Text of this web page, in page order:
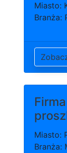
Miasto:
Branża:
Miasto:
Branża: